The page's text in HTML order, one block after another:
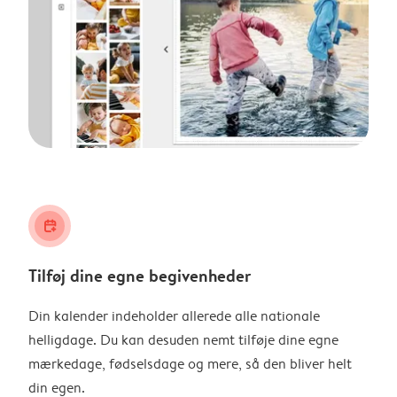
calendar_plus
Tilføj dine egne begivenheder
Din kalender indeholder allerede alle nationale
helligdage. Du kan desuden nemt tilføje dine egne
mærkedage, fødselsdage og mere, så den bliver helt
din egen.